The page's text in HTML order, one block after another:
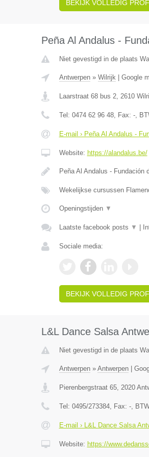
BEKIJK VOLLEDIG
Peña Al Andalus -
Niet gevestigd in de plaats
Antwerpen» Wilrijk| Google
Laarstraat 68 bus 2, 2610
Tel: 0474 62 96 48, Fax: -,
E-mail › Peña Al Andalus -
Website: https://alandalus.be/|
Peña Al Andalus - Fundación
Wekelijkse cursussen
Openingstijden ▼
Laatste facebook posts ▼
Sociale media:
BEKIJK VOLLEDIG
L&L Dance Salsa
Niet gevestigd in de plaats
Antwerpen» Antwerpen|
Pierenbergstraat 65, 2020
Tel: 0495/273384, Fax: -,
E-mail › L&L Dance Salsa
Website: https://